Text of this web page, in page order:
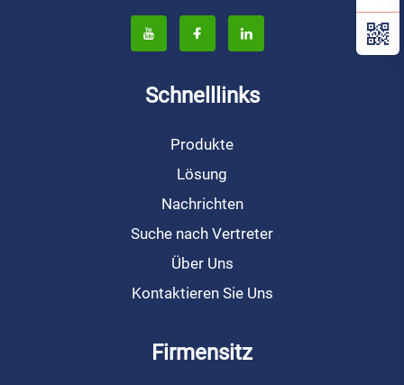
Schnelllinks
Produkte
Lösung
Nachrichten
Suche nach Vertreter
Über Uns
Kontaktieren Sie Uns
Firmensitz